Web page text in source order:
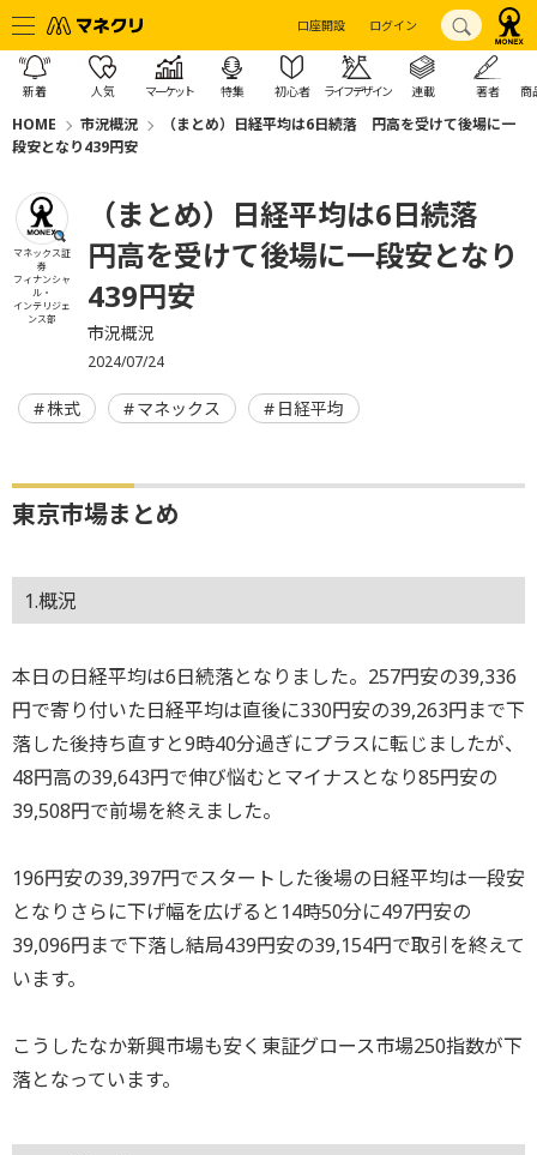
口座開設 ログイン
新着 人気 マーケット 特集 初心者 ライフデザイン 連載 著者 商
HOME 市況概況
（まとめ）日経平均は6日続落 円高を受けて後場に一
段安となり439円安
マネックス証
券
フィナンシャ
ル・
インテリジェ
ンス部
（まとめ）日経平均は6日続落
円高を受けて後場に一段安となり
439円安
市況概況
2024/07/24
株式 マネックス 日経平均
東京市場まとめ
1.概況
本日の日経平均は6日続落となりました。257円安の39,336
円で寄り付いた日経平均は直後に330円安の39,263円まで下
落した後持ち直すと9時40分過ぎにプラスに転じましたが、
48円高の39,643円で伸び悩むとマイナスとなり85円安の
39,508円で前場を終えました。
196円安の39,397円でスタートした後場の日経平均は一段安
となりさらに下げ幅を広げると14時50分に497円安の
39,096円まで下落し結局439円安の39,154円で取引を終えて
います。
こうしたなか新興市場も安く東証グロース市場250指数が下
落となっています。